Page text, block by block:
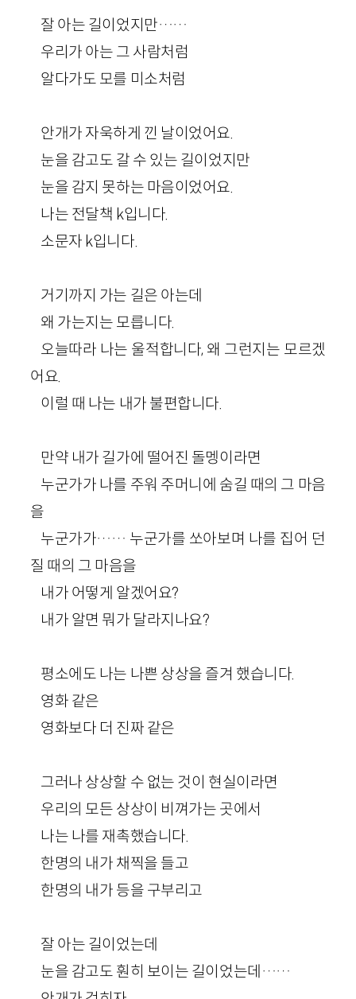
잘 아는 길이었지만……
우리가 아는 그 사람처럼
알다가도 모를 미소처럼
안개가 자욱하게 낀 날이었어요.
눈을 감고도 갈 수 있는 길이었지만
눈을 감지 못하는 마음이었어요.
나는 전달책 k입니다.
소문자 k입니다.
거기까지 가는 길은 아는데
왜 가는지는 모릅니다.
오늘따라 나는 울적합니다, 왜 그런지는 모르겠
어요.
이럴 때 나는 내가 불편합니다.
만약 내가 길가에 떨어진 돌멩이라면
누군가가 나를 주워 주머니에 숨길 때의 그 마음
을
누군가가…… 누군가를 쏘아보며 나를 집어 던
질 때의 그 마음을
내가 어떻게 알겠어요?
내가 알면 뭐가 달라지나요?
평소에도 나는 나쁜 상상을 즐겨 했습니다.
영화 같은
영화보다 더 진짜 같은
그러나 상상할 수 없는 것이 현실이라면
우리의 모든 상상이 비껴가는 곳에서
나는 나를 재촉했습니다.
한명의 내가 채찍을 들고
한명의 내가 등을 구부리고
잘 아는 길이었는데
눈을 감고도 훤히 보이는 길이었는데……